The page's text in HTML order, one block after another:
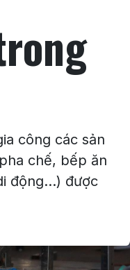
công các sản
chế, bếp ăn
động...) được